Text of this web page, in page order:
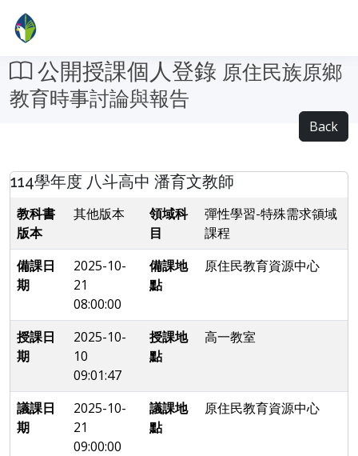
公開授課個人登錄 原住民族原鄉
教育時事討論與報告
Back
114學年度 八斗高中 潘育文教師
教科書
版本
其他版本
領域科
目
彈性學習-特殊需求領域
課程
備課日
期
2025-10-
21
08:00:00
備課地
點
原住民教育資源中心
授課日
期
2025-10-
10
09:01:47
授課地
點
高一教室
議課日
期
2025-10-
21
09:00:00
議課地
點
原住民教育資源中心